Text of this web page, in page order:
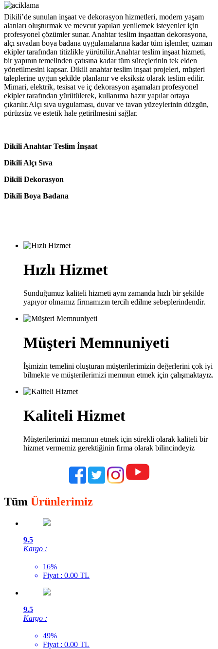
Dikili’de sunulan inşaat ve dekorasyon hizmetleri, modern yaşam
alanları oluşturmak ve mevcut yapıları yenilemek isteyenler için
profesyonel çözümler sunar. Anahtar teslim inşaattan dekorasyona,
alçı sıvadan boya badana uygulamalarına kadar tüm işlemler, uzman
ekipler tarafından titizlikle yürütülür.Anahtar teslim inşaat hizmeti,
bir yapının temelinden çatısına kadar tüm süreçlerinin tek elden
yönetilmesini kapsar. Dikili anahtar teslim inşaat projeleri, müşteri
taleplerine uygun şekilde planlanır ve eksiksiz olarak teslim edilir.
Mimari, elektrik, tesisat ve iç dekorasyon aşamaları profesyonel
ekipler tarafından yürütülerek, kullanıma hazır yapılar ortaya
çıkarılır.Alçı sıva uygulaması, duvar ve tavan yüzeylerinin düzgün,
pürüzsüz ve estetik hale getirilmesini sağlar.
Dikili Anahtar Teslim İnşaat
Dikili Alçı Sıva
Dikili Dekorasyon
Dikili Boya Badana
Hızlı Hizmet
Sunduğumuz kaliteli hizmeti aynı zamanda hızlı bir şekilde
yapıyor olmamız firmamızın tercih edilme sebeplerindendir.
Müşteri Memnuniyeti
İşimizin temelini oluşturan müşterilerimizin değerlerini çok iyi
bilmekte ve müşterilerimizi memnun etmek için çalışmaktayız.
Kaliteli Hizmet
Müşterilerimizi memnun etmek için sürekli olarak kaliteli bir
hizmet vermemiz gerektiğinin firma olarak bilincindeyiz
Tüm Ürünlerimiz
9.5
Kargo :
16%
Fiyat : 0.00 TL
9.5
Kargo :
49%
Fiyat : 0.00 TL